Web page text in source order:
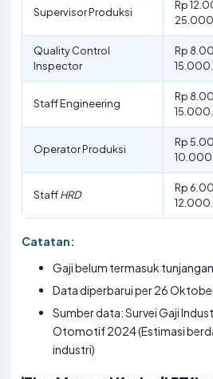
Supervisor Produksi
Rp
Quality Control
Inspector
Rp
Staff Engineering
Rp
Operator Produksi
Rp
StaffHRD
Rp
Catatan:
Gaji belum termasuk
Data diperbarui per 26
Sumber data: Survei Gaji
Otomotif 2024 (Estimasi
industri)